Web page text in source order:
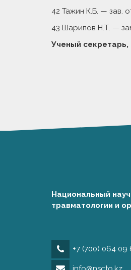
42 Тажин К.Б. — зав.
43 Шарипов Н.Т. —
Ученый секретарь,
Национальный
травматологии и
+7 (700) 064 09